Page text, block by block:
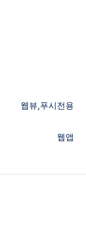
웹뷰,푸시전용
웹앱